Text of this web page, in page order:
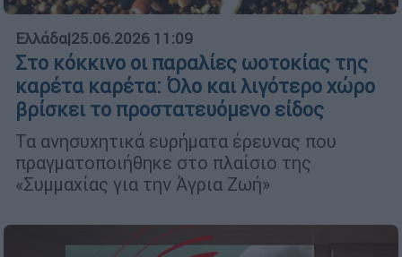
Ελλάδα|25.06.2026 11:09
Στο κόκκινο οι παραλίες ωοτοκίας της
καρέτα καρέτα: Όλο και λιγότερο χώρο
βρίσκει το προστατευόμενο είδος
Τα ανησυχητικά ευρήματα έρευνας που
πραγματοποιήθηκε στο πλαίσιο της
«Συμμαχίας για την Άγρια Ζωή»